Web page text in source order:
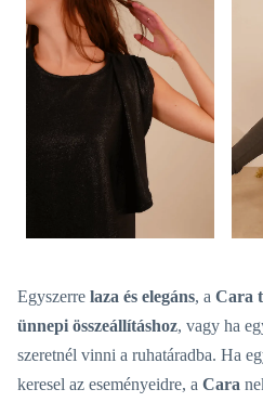
Egyszerre laza és elegáns, a Cara
ünnepi összeállításhoz, vagy ha
szeretnél vinni a ruhatáradba. Ha
keresel az eseményeidre, a Cara